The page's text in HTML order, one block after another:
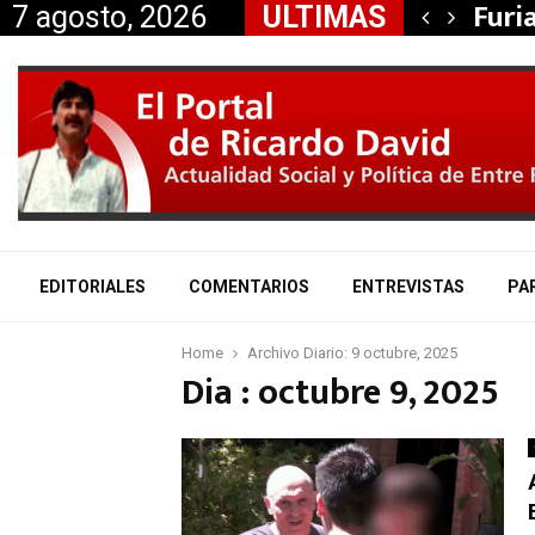
7 agosto, 2026 ULTIMAS
de Itasa, la…
EDITORIALES COMENTARIOS ENTREVISTAS
Home Archivo Diario: 9 octubre, 2025
Dia : octubre 9, 2025